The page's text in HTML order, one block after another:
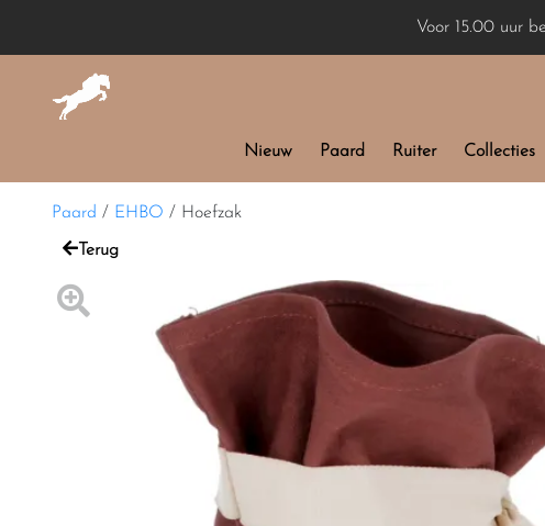
Voor 15.00 uur
Nieuw Paard Ruiter Collecties
Paard / EHBO / Hoefzak
Terug